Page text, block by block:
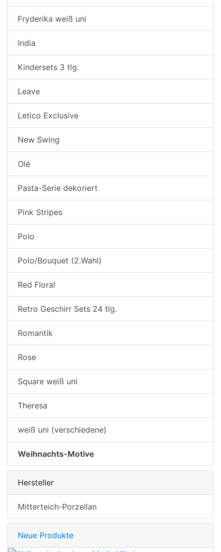
Fryderika weiß uni
India
Kindersets 3 tlg.
Leave
Letico Exclusive
New Swing
Olé
Pasta-Serie dekoriert
Pink Stripes
Polo
Polo/Bouquet (2.Wahl)
Red Floral
Retro Geschirr Sets 24 tlg.
Romantik
Rose
Square weiß uni
Theresa
weiß uni (verschiedene)
Weihnachts-Motive
Hersteller
Mitterteich-Porzellan
Neue Produkte